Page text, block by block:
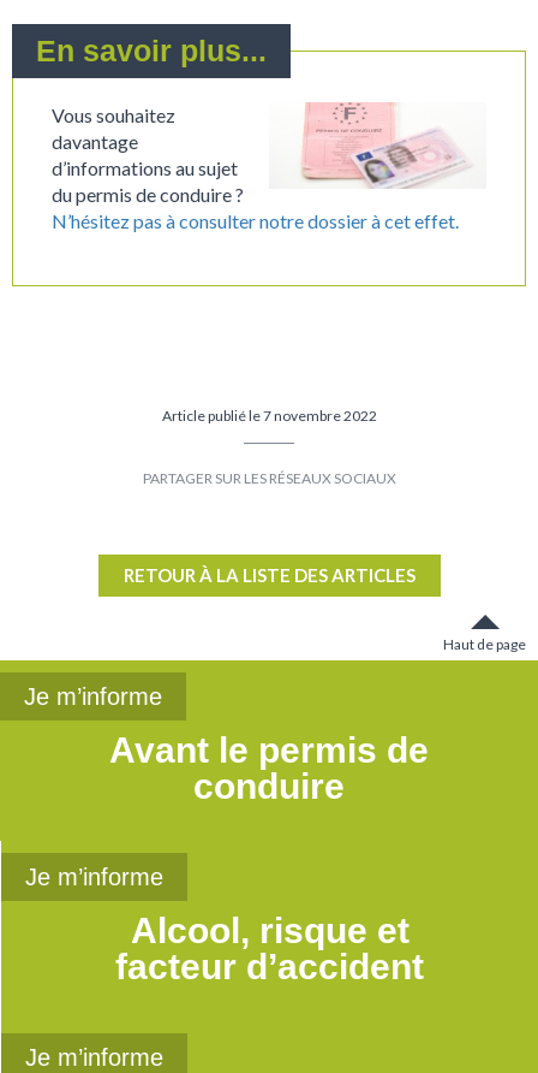
Vous souhaitez
davantage
d’informations au sujet
du permis de conduire ?
N’hésitez pas à consulter notre dossier à cet effet.
En savoir plus...
Article publié le 7 novembre 2022
Facebook
Twitter
RETOUR À LA LISTE DES ARTICLES
Haut de page
Je m’informe
Avant le permis de
conduire
Je m’informe
Alcool, risque et
facteur d’accident
Je m’informe